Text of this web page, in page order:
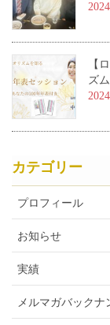
【
ズ
カテゴリー
プロフィール
お知らせ
実績
メルマガバックナ